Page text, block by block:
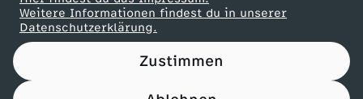
Weitere Informationen findest du in unserer
Datenschutzerklärung.
Zustimmen
W
Partner